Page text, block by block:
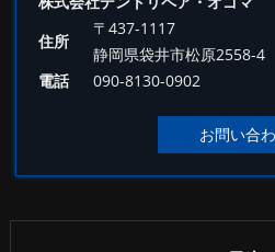
住所
〒437-1117
静岡県袋井市松原2558-4
電話
090-8130-0902
お問い合